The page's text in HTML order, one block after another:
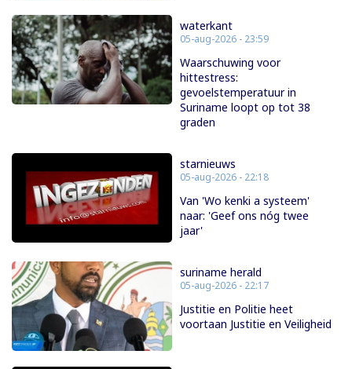
waterkant
05-aug-2026 - 23:59
Waarschuwing voor
hittestress:
gevoelstemperatuur in
Suriname loopt op tot 38
graden
starnieuws
05-aug-2026 - 22:18
Van 'Wo kenki a systeem'
naar: 'Geef ons nóg twee
jaar'
suriname herald
05-aug-2026 - 22:17
Justitie en Politie heet
voortaan Justitie en Veiligheid